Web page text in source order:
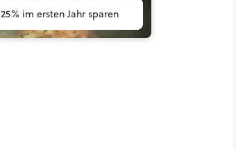
25% im ersten Jahr sparen